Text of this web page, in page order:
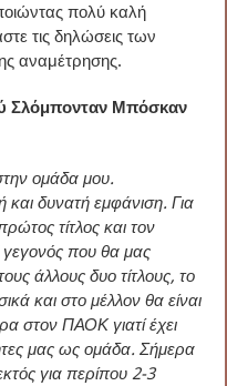
πολύ καλή
τις δηλώσεις των
αναμέτρησης.
Σλόμπονταν Μπόσκαν
ομάδα μου.
δυνατή εμφάνιση. Για
τίτλος και τον
που θα μας
άλλους δυο τίτλους, το
και στο μέλλον θα είναι
στον ΠΑΟΚ γιατί έχει
μας ως ομάδα. Σήμερα
για περίπου 2-3